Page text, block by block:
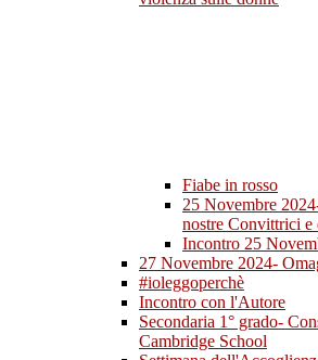
Fiabe in rosso
25 Novembre
nostre Convittrici
Incontro 25
27 Novembre 2024-
#ioleggoperchè
Incontro con l'Autore
Secondaria 1° grado-
Cambridge School